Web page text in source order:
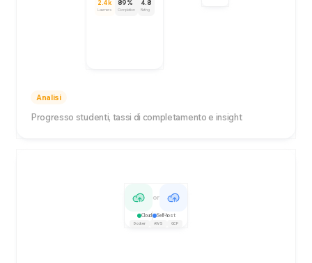
2.4k
Learners
89%
Completion
4.8
Rating
Analisi
Progresso studenti, tassi di completamento e insight
or
Cloud Self-host
Docker AWS GCP